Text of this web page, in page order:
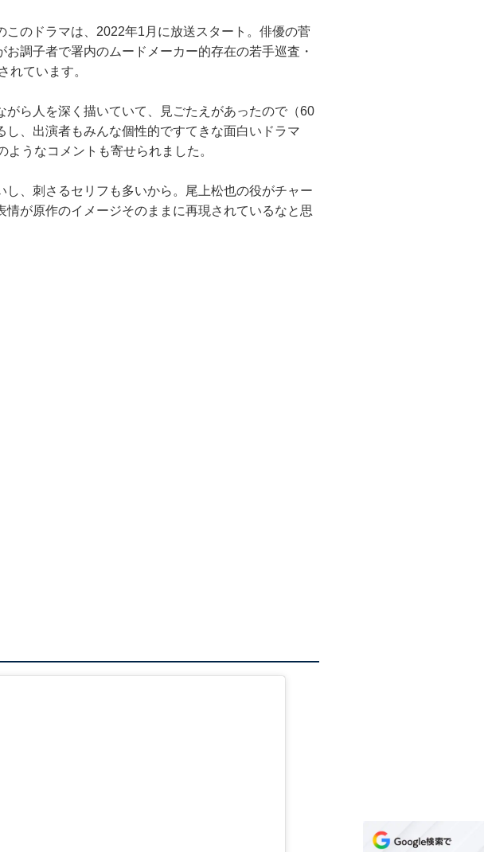
のドラマは、2022年1月に放送スタート。俳優の菅
調子者で署内のムードメーカー的存在の若手巡査・
れています。
ら人を深く描いていて、見ごたえがあったので（60
、出演者もみんな個性的ですてきな面白いドラマ
ようなコメントも寄せられました。
し、刺さるセリフも多いから。尾上松也の役がチャー
が原作のイメージそのままに再現されているなと思